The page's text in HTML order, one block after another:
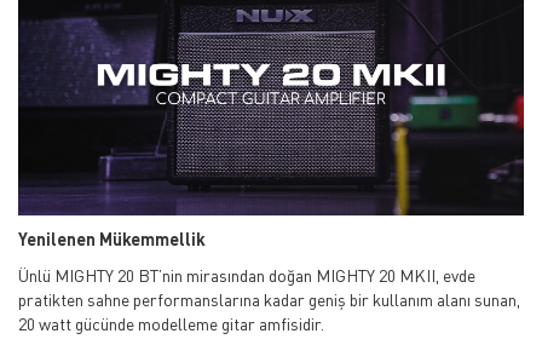
Yenilenen Mükemmellik
Ünlü MIGHTY 20 BT’nin mirasından doğan MIGHTY 20 MKII, evde
pratikten sahne performanslarına kadar geniş bir kullanım alanı sunan,
20 watt gücünde modelleme gitar amfisidir.